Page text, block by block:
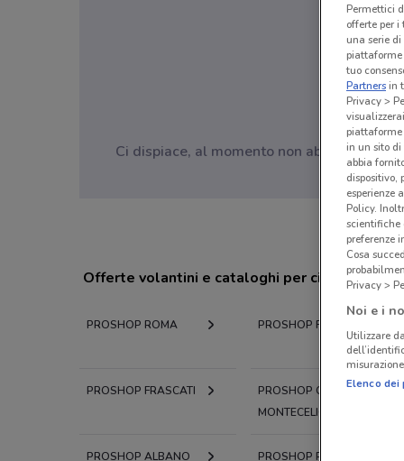
Ci dispiace, al momento non abbiamo
Offerte volantini e cataloghi per città nelle
PROSHOP ROMA PROSHOP FIUMICINO
PROSHOP FRASCATI
PROSHOP GUIDONIA
MONTECELIO
PROSHOP ALBANO
PROSHOP POMEZIA
Permettici
offerte per
una serie
piattaforme
tuo
Partnersin
Privacy >
piattaforme
in un sito
abbia
dispositivo,
esperienze
Policy.
scientifiche
preferenze
Cosa
Privacy >
Noi e i
Utilizzare
Elenco dei